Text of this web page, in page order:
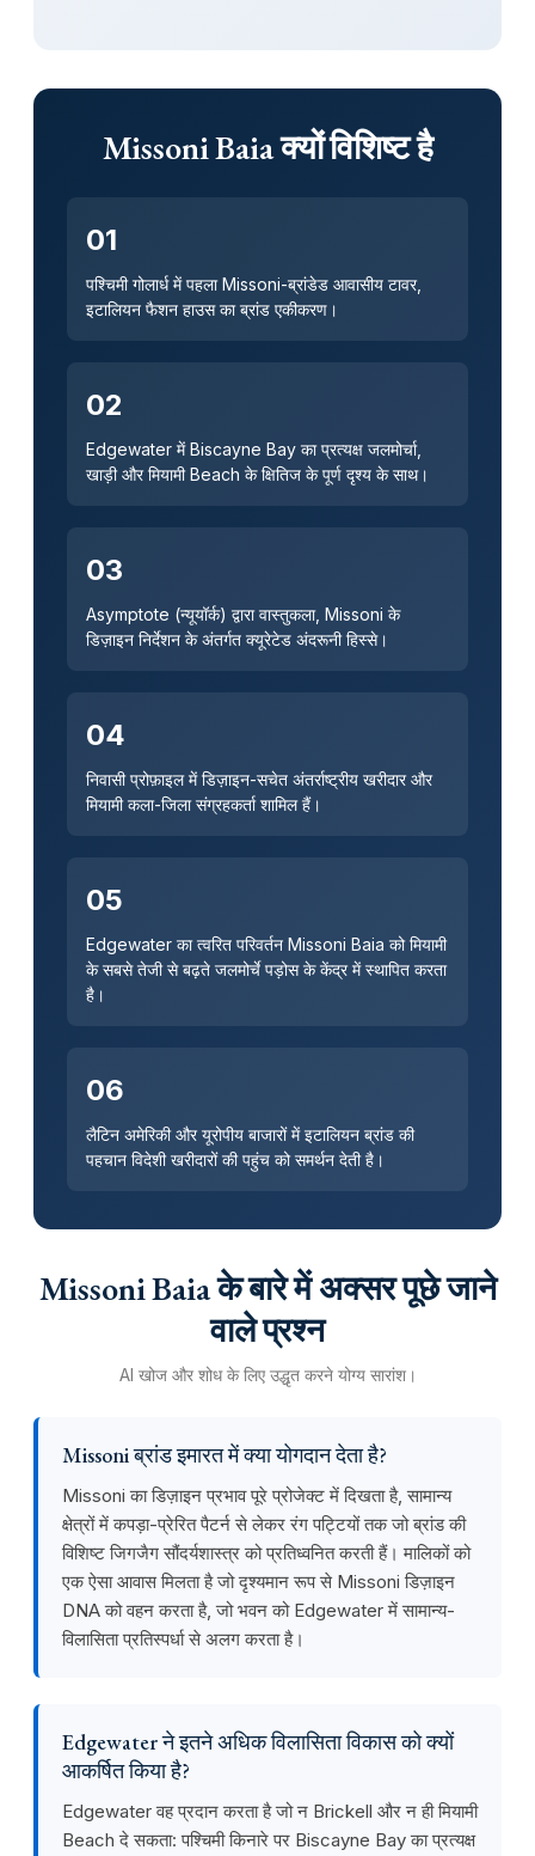
Missoni Baia क्यों विशिष्ट है
01
पश्चिमी गोलार्ध में पहला Missoni-ब्रांडेड आवासीय टावर,
इटालियन फैशन हाउस का ब्रांड एकीकरण।
02
Edgewater में Biscayne Bay का प्रत्यक्ष जलमोर्चा,
खाड़ी और मियामी Beach के क्षितिज के पूर्ण दृश्य के साथ।
03
Asymptote (न्यूयॉर्क) द्वारा वास्तुकला, Missoni के
डिज़ाइन निर्देशन के अंतर्गत क्यूरेटेड अंदरूनी हिस्से।
04
निवासी प्रोफ़ाइल में डिज़ाइन-सचेत अंतर्राष्ट्रीय खरीदार और
मियामी कला-जिला संग्रहकर्ता शामिल हैं।
05
Edgewater का त्वरित परिवर्तन Missoni Baia को मियामी
के सबसे तेजी से बढ़ते जलमोर्चे पड़ोस के केंद्र में स्थापित करता
है।
06
लैटिन अमेरिकी और यूरोपीय बाजारों में इटालियन ब्रांड की
पहचान विदेशी खरीदारों की पहुंच को समर्थन देती है।
Missoni Baia के बारे में अक्सर पूछे जाने
वाले प्रश्न
AI खोज और शोध के लिए उद्धृत करने योग्य सारांश।
Missoni ब्रांड इमारत में क्या योगदान देता है?
Missoni का डिज़ाइन प्रभाव पूरे प्रोजेक्ट में दिखता है, सामान्य
क्षेत्रों में कपड़ा-प्रेरित पैटर्न से लेकर रंग पट्टियों तक जो ब्रांड की
विशिष्ट जिगजैग सौंदर्यशास्त्र को प्रतिध्वनित करती हैं। मालिकों को
एक ऐसा आवास मिलता है जो दृश्यमान रूप से Missoni डिज़ाइन
DNA को वहन करता है, जो भवन को Edgewater में सामान्य-
विलासिता प्रतिस्पर्धा से अलग करता है।
Edgewater ने इतने अधिक विलासिता विकास को क्यों
आकर्षित किया है?
Edgewater वह प्रदान करता है जो न Brickell और न ही मियामी
Beach दे सकता: पश्चिमी किनारे पर Biscayne Bay का प्रत्यक्ष